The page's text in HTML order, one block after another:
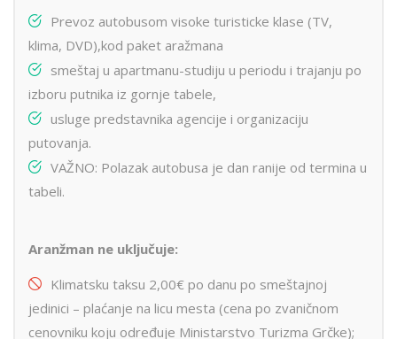
Prevoz autobusom visoke turisticke klase (TV,
klima, DVD),kod paket aražmana
smeštaj u apartmanu-studiju u periodu i trajanju po
izboru putnika iz gornje tabele,
usluge predstavnika agencije i organizaciju
putovanja.
VAŽNO: Polazak autobusa je dan ranije od termina u
tabeli.
Aranžman ne uključuje:
Klimatsku taksu 2,00€ po danu po smeštajnoj
jedinici – plaćanje na licu mesta (cena po zvaničnom
cenovniku koju određuje Ministarstvo Turizma Grčke);